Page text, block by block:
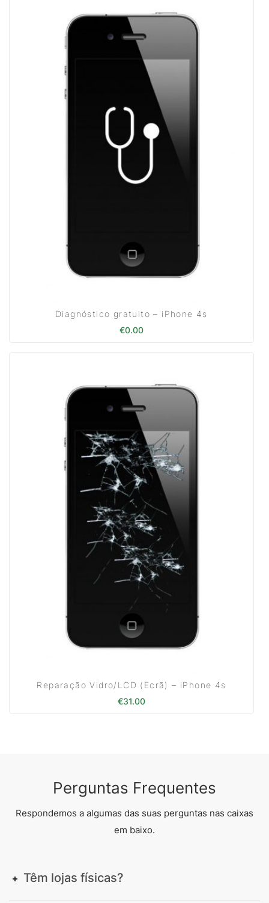
Diagnóstico gratuito – iPhone 4s
€0.00
Reparação Vidro/LCD (Ecrã) – iPhone 4s
€31.00
Perguntas Frequentes
Respondemos a algumas das suas perguntas nas caixas
em baixo.
Têm lojas físicas?